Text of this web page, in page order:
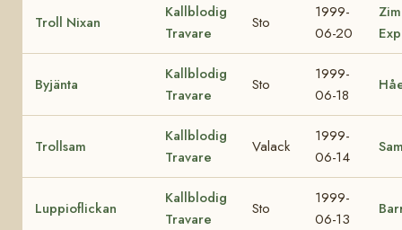
Troll Nixan
Kallblodig
Travare
Sto
1999-
06-20
Byjänta
Kallblodig
Travare
Sto
1999-
06-18
Trollsam
Kallblodig
Travare
Valack
1999-
06-14
Luppioflickan
Kallblodig
Travare
Sto
1999-
06-13